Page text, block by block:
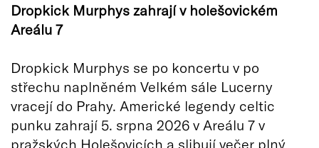
Dropkick Murphys zahrají v holešovickém
Areálu 7
Dropkick Murphys se po koncertu v po
střechu naplněném Velkém sále Lucerny
vracejí do Prahy. Americké legendy celtic
punku zahrají 5. srpna 2026 v Areálu 7 v
pražských Holešovicích a slibují večer plný